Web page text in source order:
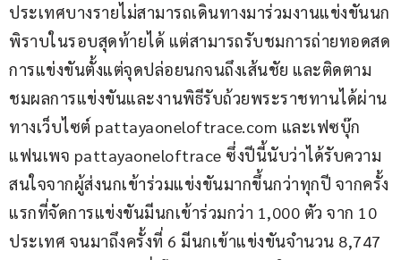
ประเทศบางรายไม่สามารถเดินทางมาร่วมงานแข่งขันนก
พิราบในรอบสุดท้ายได้ แต่สามารถรับชมการถ่ายทอดสด
การแข่งขันตั้งแต่จุดปล่อยนกจนถึงเส้นชัย และติดตาม
ชมผลการแข่งขันและงานพิธีรับถ้วยพระราชทานได้ผ่าน
ทางเว็บไซต์ pattayaoneloftrace.com และเฟซบุ๊ก
แฟนเพจ pattayaoneloftrace ซึ่งปีนี้นับว่าได้รับความ
สนใจจากผู้ส่งนกเข้าร่วมแข่งขันมากขึ้นกว่าทุกปี จากครั้ง
แรกที่จัดการแข่งขันมีนกเข้าร่วมกว่า 1,000 ตัว จาก 10
ประเทศ จนมาถึงครั้งที่ 6 มีนกเข้าแข่งขันจำนวน 8,747